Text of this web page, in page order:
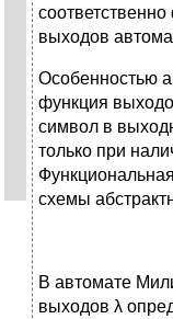
выходов
Особенностью
функция
символ в
только при
схемы
В автомате
выходов λ